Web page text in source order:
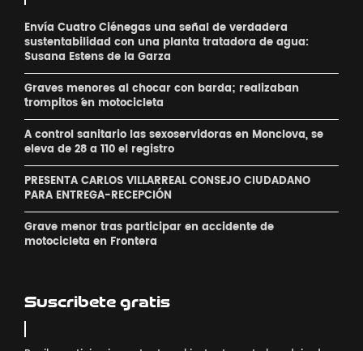
Envía Cuatro Ciénegas una señal de verdadera
sustentabilidad con una planta tratadora de agua:
Susana Estens de la Garza
Graves menores al chocar con barda; realizaban
´trompitos ´en motocicleta
A control sanitario las sexoservidoras en Monclova, se
eleva de 28 a 110 el registro
PRESENTA CARLOS VILLARREAL CONSEJO CIUDADANO
PARA ENTREGA-RECEPCIÓN
Grave menor tras participar en accidente de
motocicleta en Frontera
Suscribete gratis